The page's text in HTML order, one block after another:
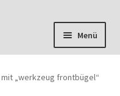
Menü
„werkzeug frontbügel“